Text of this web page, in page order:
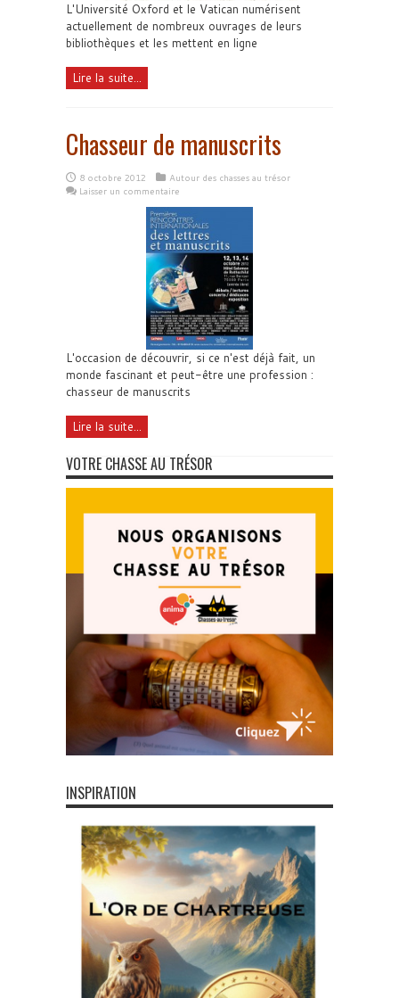
L'Université Oxford et le Vatican numérisent
actuellement de nombreux ouvrages de leurs
bibliothèques et les mettent en ligne
Lire la suite...
Chasseur de manuscrits
8 octobre 2012
Autour des chasses au trésor
Laisser un commentaire
L'occasion de découvrir, si ce n'est déjà fait, un
monde fascinant et peut-être une profession :
chasseur de manuscrits
Lire la suite...
VOTRE CHASSE AU TRÉSOR
INSPIRATION